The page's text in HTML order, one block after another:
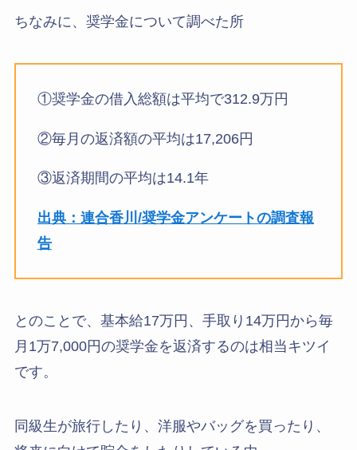
ちなみに、奨学金について調べた所
①奨学金の借入総額は平均で312.9万円
②毎月の返済額の平均は17,206円
③返済期間の平均は14.1年
出典：連合香川/奨学金アンケートの調査報
告
とのことで、基本給17万円、手取り14万円から毎
月1万7,000円の奨学金を返済するのは相当キツイ
です。
同級生が旅行したり、洋服やバッグを買ったり、